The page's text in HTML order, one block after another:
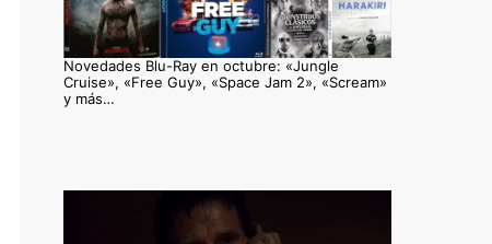
Novedades Blu-Ray en octubre: «Jungle
Cruise», «Free Guy», «Space Jam 2», «Scream»
y más…